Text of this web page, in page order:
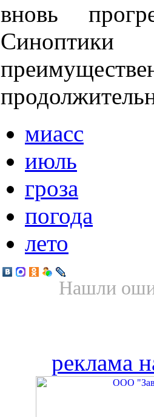
вновь
миасс
июль
гроза
погода
лето
Нашли
реклама